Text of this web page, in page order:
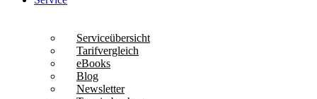
Serviceübersicht
Tarifvergleich
eBooks
Blog
Newsletter